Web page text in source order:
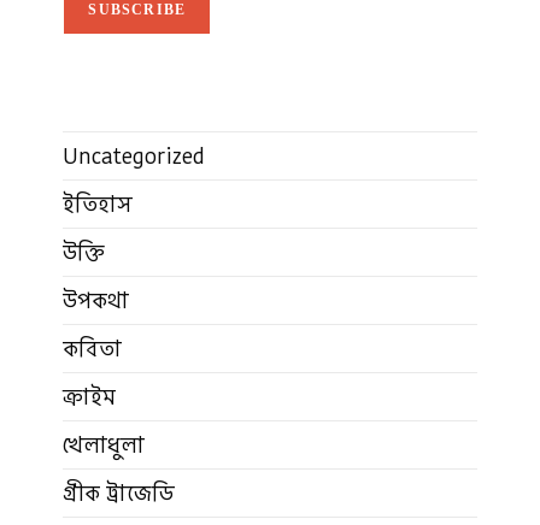
SUBSCRIBE
Uncategorized
ইতিহাস
উক্তি
উপকথা
কবিতা
ক্রাইম
খেলাধুলা
গ্রীক ট্রাজেডি